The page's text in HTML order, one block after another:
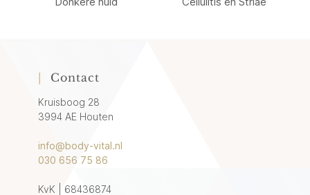
| Contact
Kruisboog 28
3994 AE Houten
info@body-vital.nl
030 656 75 86
KvK | 68436874